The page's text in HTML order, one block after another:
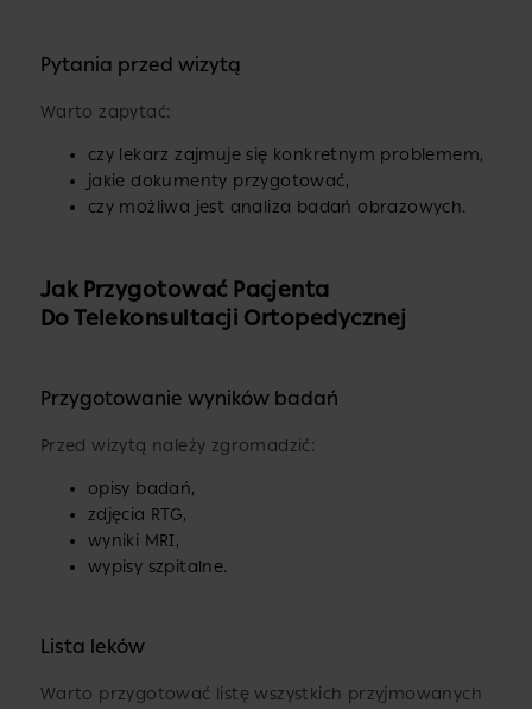
Pytania przed wizytą
Warto zapytać:
czy lekarz zajmuje się konkretnym problemem,
jakie dokumenty przygotować,
czy możliwa jest analiza badań obrazowych.
Jak Przygotować Pacjenta
Do Telekonsultacji Ortopedycznej
Przygotowanie wyników badań
Przed wizytą należy zgromadzić:
opisy badań,
zdjęcia RTG,
wyniki MRI,
wypisy szpitalne.
Lista leków
Warto przygotować listę wszystkich przyjmowanych